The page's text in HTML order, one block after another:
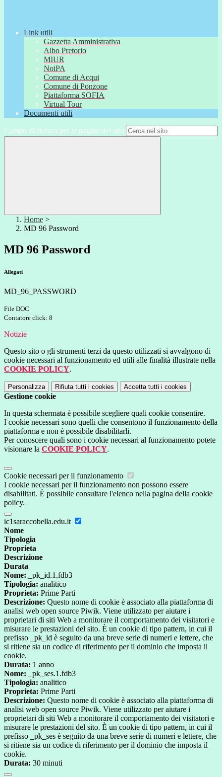
Link utili
Gazzetta Amministrativa
Albo Pretorio
MIUR
NoiPA
Comune di Acqui
Comune di Ponzone
Piattaforma SOFIA
Virtual Tour
Documenti utili
Campo di ricerca per le pagine del sito
Home >
MD 96 Password
MD 96 Password
Allegati
MD_96_PASSWORD
File DOC
Contatore click: 8
Notizie
Questo sito o gli strumenti terzi da questo utilizzati si avvalgono di
cookie necessari al funzionamento ed utili alle finalità illustrate nella
COOKIE POLICY.
Personalizza Rifiuta tutti i cookies Accetta tutti i cookies
Gestione cookie
In questa schermata è possibile scegliere quali cookie consentire.
I cookie necessari sono quelli che consentono il funzionamento della
piattaforma e non è possibile disabilitarli.
Per conoscere quali sono i cookie necessari al funzionamento potete
visionare la COOKIE POLICY.
Cookie necessari per il funzionamento
I cookie necessari per il funzionamento non possono essere
disabilitati. È possibile consultare l'elenco nella pagina della cookie
policy.
ic1saraccobella.edu.it
Nome
Tipologia
Proprieta
Descrizione
Durata
Nome: _pk_id.1.fdb3
Tipologia: analitico
Proprieta: Prime Parti
Descrizione: Questo nome di cookie è associato alla piattaforma di
analisi web open source Piwik. Viene utilizzato per aiutare i
proprietari di siti Web a monitorare il comportamento dei visitatori e
misurare le prestazioni del sito. È un cookie di tipo pattern, in cui il
prefisso _pk_id è seguito da una breve serie di numeri e lettere, che
si ritiene sia un codice di riferimento per il dominio che imposta il
cookie.
Durata: 1 anno
Nome: _pk_ses.1.fdb3
Tipologia: analitico
Proprieta: Prime Parti
Descrizione: Questo nome di cookie è associato alla piattaforma di
analisi web open source Piwik. Viene utilizzato per aiutare i
proprietari di siti Web a monitorare il comportamento dei visitatori e
misurare le prestazioni del sito. È un cookie di tipo pattern, in cui il
prefisso _pk_ses è seguito da una breve serie di numeri e lettere, che
si ritiene sia un codice di riferimento per il dominio che imposta il
cookie.
Durata: 30 minuti